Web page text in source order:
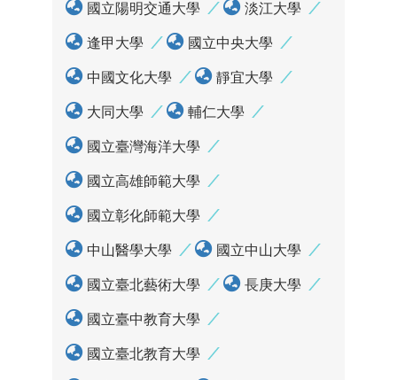
國立陽明交通大學 淡江大學
逢甲大學 國立中央大學
中國文化大學 靜宜大學
大同大學 輔仁大學
國立臺灣海洋大學
國立高雄師範大學
國立彰化師範大學
中山醫學大學 國立中山大學
國立臺北藝術大學 長庚大學
國立臺中教育大學
國立臺北教育大學